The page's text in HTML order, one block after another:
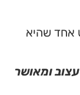
אחד שהיא
ומאושר